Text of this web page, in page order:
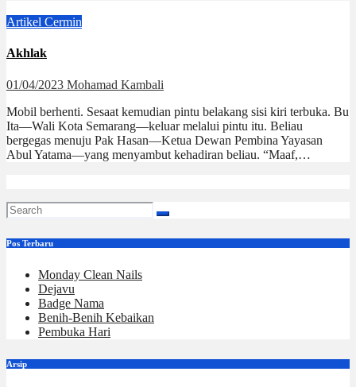
Artikel Cermin
Akhlak
01/04/2023 Mohamad Kambali
Mobil berhenti. Sesaat kemudian pintu belakang sisi kiri terbuka. Bu
Ita—Wali Kota Semarang—keluar melalui pintu itu. Beliau
bergegas menuju Pak Hasan—Ketua Dewan Pembina Yayasan
Abul Yatama—yang menyambut kehadiran beliau. “Maaf,…
Pos Terbaru
Monday Clean Nails
Dejavu
Badge Nama
Benih-Benih Kebaikan
Pembuka Hari
Arsip